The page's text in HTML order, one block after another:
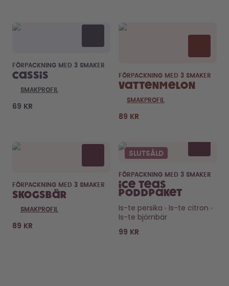
FÖRPACKNING MED 3 SMAKER
Cassis
SMAKPROFIL
69 KR
FÖRPACKNING MED 3 SMAKER
Vattenmelon
SMAKPROFIL
89 KR
FÖRPACKNING MED 3 SMAKER
Skogsbär
SMAKPROFIL
89 KR
SLUTSÅLD
FÖRPACKNING MED 3 SMAKER
Ice Teas
Poddpaket
Is-te persika
Is-te citron
Is-te björnbär
99 KR